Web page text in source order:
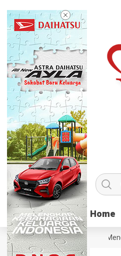
Home
Home
SP Polisi Narkoba Mencuat,